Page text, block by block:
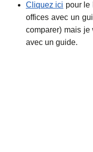
Cliquez ici pour le
offices avec un
comparer) mais
avec un guide.